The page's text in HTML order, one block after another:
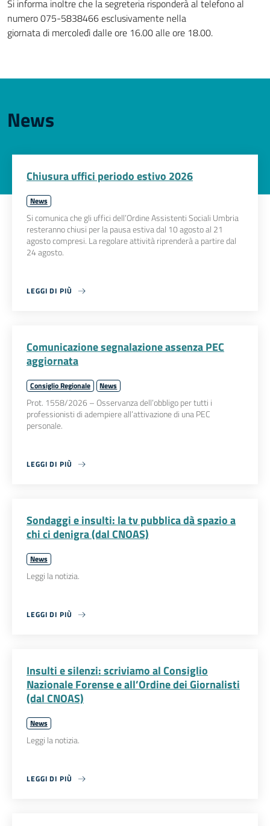
Si informa inoltre che la segreteria risponderà al telefono al
numero 075-5838466 esclusivamente nella
giornata di mercoledì dalle ore 16.00 alle ore 18.00.
News
Chiusura uffici periodo estivo 2026
News
Si comunica che gli uffici dell’Ordine Assistenti Sociali Umbria
resteranno chiusi per la pausa estiva dal 10 agosto al 21
agosto compresi. La regolare attività riprenderà a partire dal
24 agosto.
LEGGI DI PIÙ
Comunicazione segnalazione assenza PEC
aggiornata
Consiglio Regionale News
Prot. 1558/2026 – Osservanza dell’obbligo per tutti i
professionisti di adempiere all’attivazione di una PEC
personale.
LEGGI DI PIÙ
Sondaggi e insulti: la tv pubblica dà spazio a
chi ci denigra (dal CNOAS)
News
Leggi la notizia.
LEGGI DI PIÙ
Insulti e silenzi: scriviamo al Consiglio
Nazionale Forense e all’Ordine dei Giornalisti
(dal CNOAS)
News
Leggi la notizia.
LEGGI DI PIÙ